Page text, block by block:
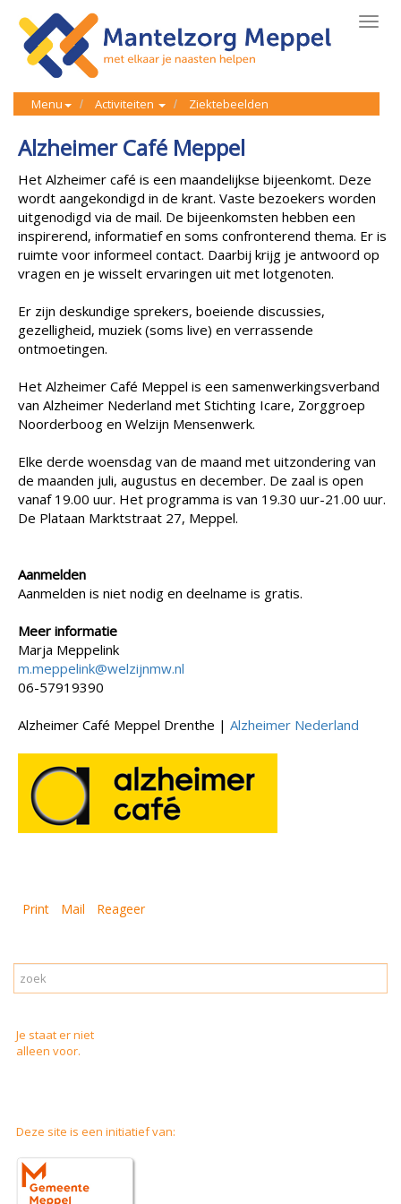
Menu Activiteiten Ziektebeelden
Alzheimer Café Meppel
Het Alzheimer café is een maandelijkse bijeenkomt. Deze
wordt aangekondigd in de krant. Vaste bezoekers worden
uitgenodigd via de mail. De bijeenkomsten hebben een
inspirerend, informatief en soms confronterend thema. Er is
ruimte voor informeel contact. Daarbij krijg je antwoord op
vragen en je wisselt ervaringen uit met lotgenoten.
Er zijn deskundige sprekers, boeiende discussies,
gezelligheid, muziek (soms live) en verrassende
ontmoetingen.
Het Alzheimer Café Meppel is een samenwerkingsverband
van Alzheimer Nederland met Stichting Icare, Zorggroep
Noorderboog en Welzijn Mensenwerk.
Elke derde woensdag van de maand met uitzondering van
de maanden juli, augustus en december. De zaal is open
vanaf 19.00 uur. Het programma is van 19.30 uur-21.00 uur.
De Plataan Marktstraat 27, Meppel.
Aanmelden
Aanmelden is niet nodig en deelname is gratis.
Meer informatie
Marja Meppelink
m.meppelink@welzijnmw.nl
06-57919390
Alzheimer Café Meppel Drenthe | Alzheimer Nederland
Print Mail Reageer
Je staat er niet
alleen voor.
Deze site is een initiatief van: